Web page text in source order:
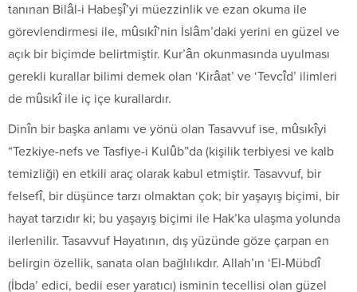
tanınan Bilâl-i Habeşî’yi müezzinlik ve ezan okuma ile
görevlendirmesi ile, mûsıkî’nin İslâm’daki yerini en güzel ve
açık bir biçimde belirtmiştir. Kur’ân okunmasında uyulması
gerekli kurallar bilimi demek olan ‘Kirâat’ ve ‘Tevcîd’ ilimleri
de mûsıkî ile iç içe kurallardır.
Dinîn bir başka anlamı ve yönü olan Tasavvuf ise, mûsıkîyi
“Tezkiye-nefs ve Tasfiye-i Kulûb”da (kişilik terbiyesi ve kalb
temizliği) en etkili araç olarak kabul etmiştir. Tasavvuf, bir
felsefî, bir düşünce tarzı olmaktan çok; bir yaşayış biçimi, bir
hayat tarzıdır ki; bu yaşayış biçimi ile Hak’ka ulaşma yolunda
ilerlenilir. Tasavvuf Hayatının, dış yüzünde göze çarpan en
belirgin özellik, sanata olan bağlılıkdır. Allah’ın ‘El-Mübdî
(İbda’ edici, bedii eser yaratıcı) isminin tecellisi olan güzel